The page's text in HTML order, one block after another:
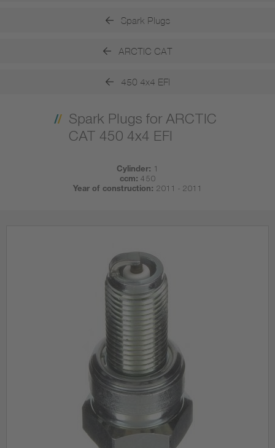
Spark Plugs
ARCTIC CAT
450 4x4 EFI
Spark Plugs for ARCTIC
CAT 450 4x4 EFI
Cylinder: 1
ccm: 450
Year of construction: 2011 - 2011